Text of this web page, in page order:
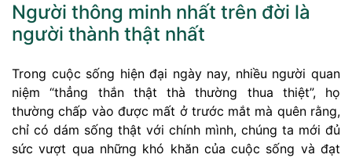
Người thông minh nhất trên đời là
người thành thật nhất
Trong cuộc sống hiện đại ngày nay, nhiều người quan
niệm “thẳng thắn thật thà thường thua thiệt”, họ
thường chấp vào được mất ở trước mắt mà quên rằng,
chỉ có dám sống thật với chính mình, chúng ta mới đủ
sức vượt qua những khó khăn của cuộc sống và đạt